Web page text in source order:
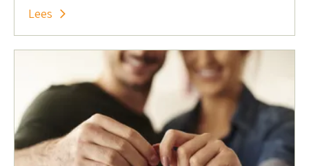
Lees